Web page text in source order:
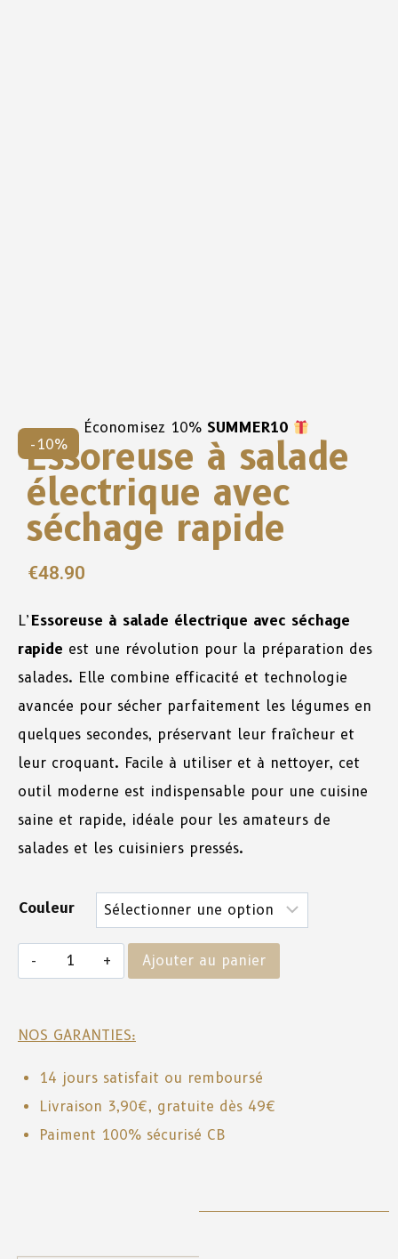
-10%
Économisez 10% SUMMER10
Essoreuse à salade
électrique avec
séchage rapide
€48.90
L’Essoreuse à salade électrique avec séchage
rapide est une révolution pour la préparation des
salades. Elle combine efficacité et technologie
avancée pour sécher parfaitement les légumes en
quelques secondes, préservant leur fraîcheur et
leur croquant. Facile à utiliser et à nettoyer, cet
outil moderne est indispensable pour une cuisine
saine et rapide, idéale pour les amateurs de
salades et les cuisiniers pressés.
Couleur
Ajouter au panier
NOS GARANTIES:
14 jours satisfait ou remboursé
Livraison 3,90€, gratuite dès 49€
Paiment 100% sécurisé CB